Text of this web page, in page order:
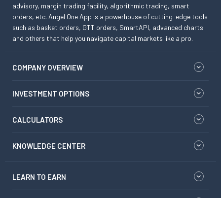
advisory, margin trading facility, algorithmic trading, smart
orders, etc. Angel One App is a powerhouse of cutting-edge tools
such as basket orders, GTT orders, SmartAPI, advanced charts
and others that help you navigate capital markets like a pro.
COMPANY OVERVIEW
INVESTMENT OPTIONS
CALCULATORS
KNOWLEDGE CENTER
LEARN TO EARN